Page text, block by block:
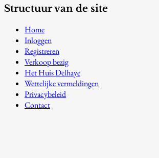
Structuur van de site
Home
Inloggen
Registreren
Verkoop bezig
Het Huis Delhaye
Wettelijke vermeldingen
Privacybeleid
Contact